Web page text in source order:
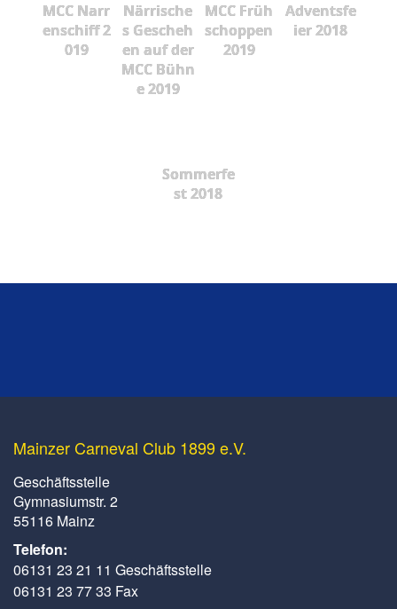
MCC Narr
enschiff 2
019
Närrische
s Gescheh
en auf der
MCC Bühn
e 2019
MCC Früh
schoppen
2019
Adventsfe
ier 2018
Sommerfe
st 2018
Mainzer Carneval Club 1899 e.V.
Geschäftsstelle
Gymnasiumstr. 2
55116 Mainz
Telefon:
06131 23 21 11 Geschäftsstelle
06131 23 77 33 Fax